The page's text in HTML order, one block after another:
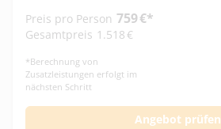
Preis pro Person 759€*
Gesamtpreis 1.518€
*Berechnung von
Zusatzleistungen erfolgt im
nächsten Schritt
Angebot prüfen